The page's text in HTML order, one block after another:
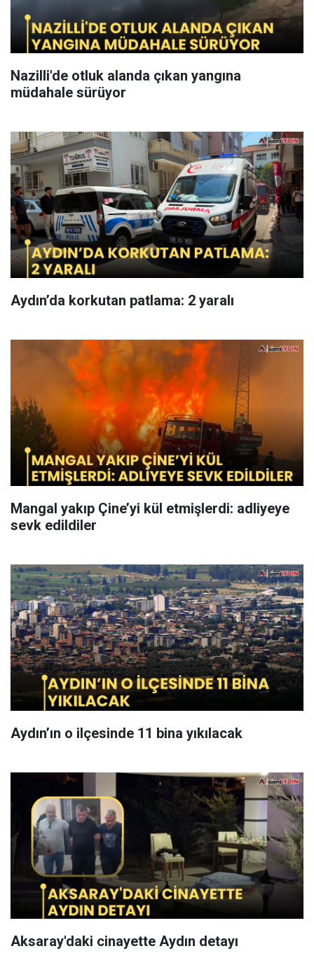
Nazilli'de otluk alanda çıkan yangına
müdahale sürüyor
Aydın’da korkutan patlama: 2 yaralı
Mangal yakıp Çine’yi kül etmişlerdi: adliyeye
sevk edildiler
Aydın’ın o ilçesinde 11 bina yıkılacak
Aksaray'daki cinayette Aydın detayı